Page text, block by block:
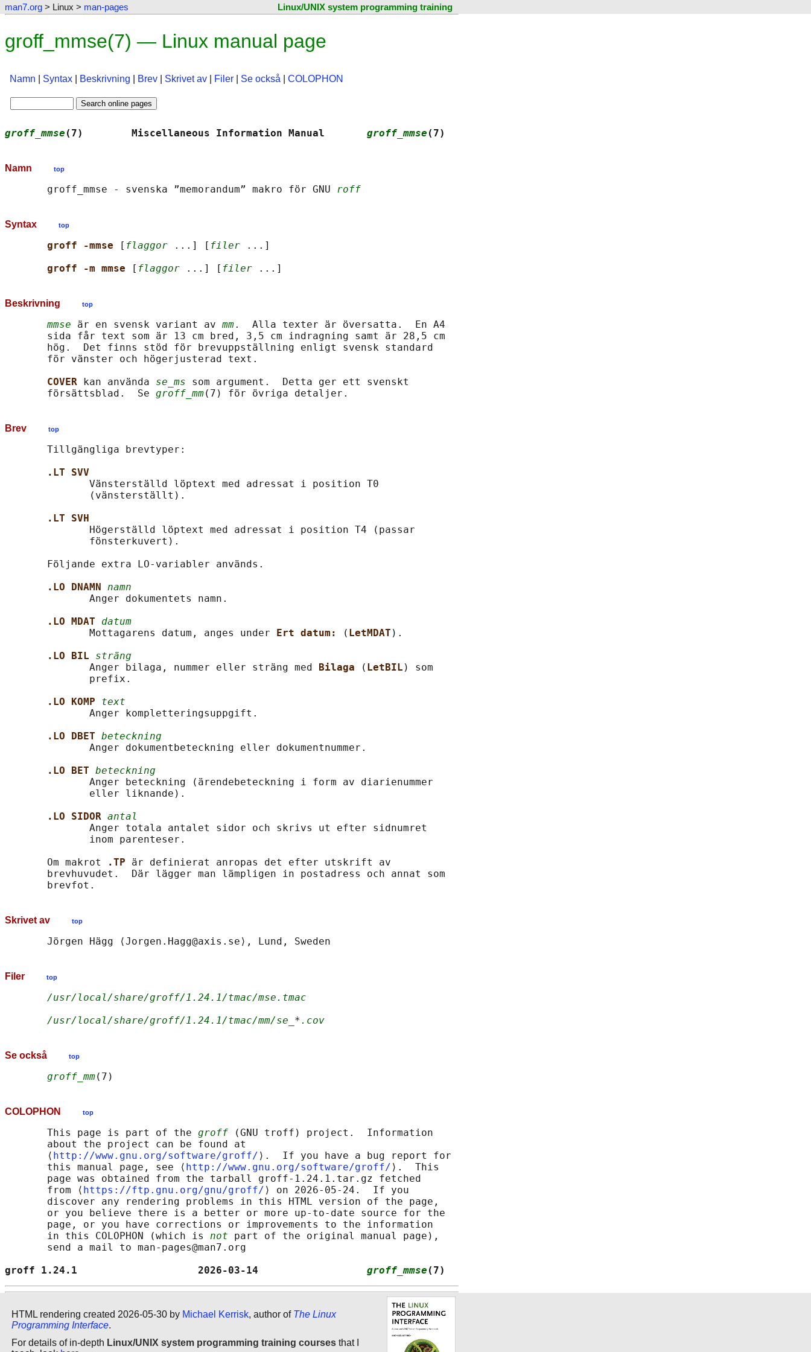
man7.org > Linux > man-pages Linux/UNIX system programming training
groff_mmse(7) — Linux manual page
Namn Syntax Beskrivning Brev Skrivet av Filer Se också COLOPHON
groff_mmse (7)        Miscellaneous Information Manual groff_mmse (7)
Namn top
       groff_mmse - svenska ”memorandum” makro för GNU
roff
Syntax top
groff -mmse [ flaggor ...] [ filer ...]
groff -m mmse
[ flaggor ...] [ filer
Beskrivning top
mmse är en svensk variant av mm.  Alla texter är översatta.  En A4
       sida får text som är 13 cm bred, 3,5 cm indragning samt är 28,5 cm
       hög.  Det finns stöd för brevuppställning enligt svensk standard
       för vänster och högerjusterad text.
COVER
kan använda se_ms som argument.  Detta ger ett svenskt
       försättsblad.  Se
groff_mm
Brev top
       Tillgängliga brevtyper:
.LT SVV
              Vänsterställd löptext med adressat i position T0
              (vänsterställt).
.LT SVH
              Högerställd löptext med adressat i position T4 (passar
              fönsterkuvert).
       Följande extra LO-variabler används.
.LO DNAMN namn
              Anger dokumentets namn.
.LO MDAT datum
              Mottagarens datum, anges under
Ert datum: ( LetMDAT ).
.LO BIL sträng
              Anger bilaga, nummer eller sträng med
Bilaga ( LetBIL ) som
              prefix.
.LO KOMP text
              Anger kompletteringsuppgift.
.LO DBET beteckning
              Anger dokumentbeteckning eller dokumentnummer.
.LO BET beteckning
              Anger beteckning (ärendebeteckning i form av diarienummer
              eller liknande).
.LO SIDOR antal
              Anger totala antalet sidor och skrivs ut efter sidnumret
              inom parenteser.
       Om makrot
.TP är definierat anropas det efter utskrift av
       brevhuvudet.  Där lägger man lämpligen in postadress och annat som
Skrivet av top
Filer top
/usr/local/share/groff/1.24.1/tmac/mse.tmac
/usr/local/share/groff/1.24.1/tmac/mm/se_ *.cov
Se också top
groff_mm
COLOPHON top
       This page is part of the
groff (GNU troff) project.  Information
       about the project can be found at
       ⟨
http://www.gnu.org/software/groff/ ⟩.  If you have a bug report for
       this manual page, see ⟨
http://www.gnu.org/software/groff/ ⟩.  This
       page was obtained from the tarball groff-1.24.1.tar.gz fetched
       from ⟨
https://ftp.gnu.org/gnu/groff/ ⟩ on 2026-05-24.  If you
       discover any rendering problems in this HTML version of the page,
       or you believe there is a better or more up-to-date source for the
       page, or you have corrections or improvements to the information
       in this COLOPHON (which is
not part of the original manual page),
       send a mail to man-pages@man7.org
groff 1.24.1                    2026-03-14 groff_mmse (7)
HTML rendering created 2026-05-30 by Michael Kerrisk, author of The Linux
Programming Interface.
For details of in-depth Linux/UNIX system programming training courses that I